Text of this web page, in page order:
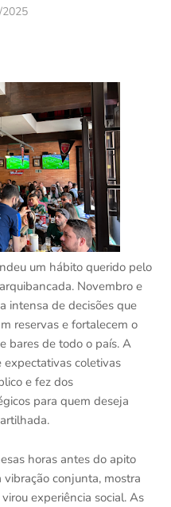
um hábito querido pelo
Novembro e
intensa de decisões que
reservas e fortalecem o
bares de todo o país. A
expectativas coletivas
e fez dos
para quem deseja
horas antes do apito
vibração conjunta, mostra
experiência social. As